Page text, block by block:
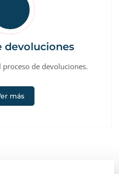
devoluciones
proceso de devoluciones.
más